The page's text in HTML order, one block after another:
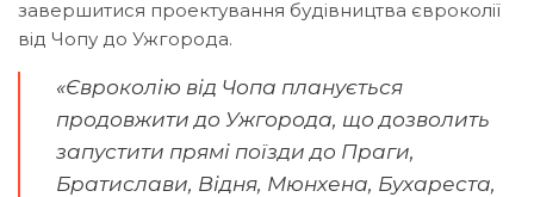
завершитися проектування будівництва євроколії
від Чопу до Ужгорода.
«Євроколію від Чопа планується
продовжити до Ужгорода, що дозволить
запустити прямі поїзди до Праги,
Братислави, Відня, Мюнхена, Бухареста,